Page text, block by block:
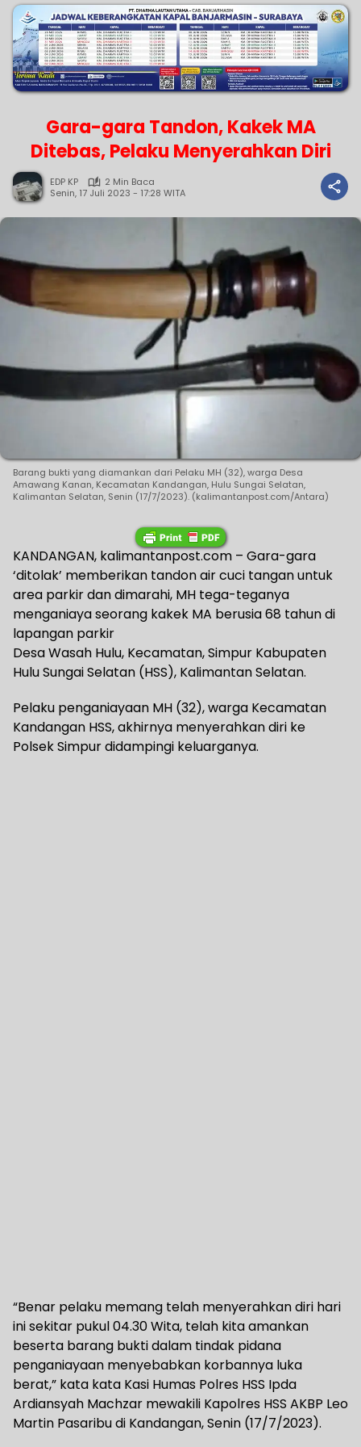
Gara-gara Tandon, Kakek MA
Ditebas, Pelaku Menyerahkan Diri
EDP KP
2 Min Baca
Senin, 17 Juli 2023 - 17:28 WITA
Barang bukti yang diamankan dari Pelaku MH (32), warga Desa
Amawang Kanan, Kecamatan Kandangan, Hulu Sungai Selatan,
Kalimantan Selatan, Senin (17/7/2023). (kalimantanpost.com/Antara)
KANDANGAN, kalimantanpost.com – Gara-gara
‘ditolak’ memberikan tandon air cuci tangan untuk
area parkir dan dimarahi, MH tega-teganya
menganiaya seorang kakek MA berusia 68 tahun di
lapangan parkir
Desa Wasah Hulu, Kecamatan, Simpur Kabupaten
Hulu Sungai Selatan (HSS), Kalimantan Selatan.
Pelaku penganiayaan MH (32), warga Kecamatan
Kandangan HSS, akhirnya menyerahkan diri ke
Polsek Simpur didampingi keluarganya.
“Benar pelaku memang telah menyerahkan diri hari
ini sekitar pukul 04.30 Wita, telah kita amankan
beserta barang bukti dalam tindak pidana
penganiayaan menyebabkan korbannya luka
berat,” kata kata Kasi Humas Polres HSS Ipda
Ardiansyah Machzar mewakili Kapolres HSS AKBP Leo
Martin Pasaribu di Kandangan, Senin (17/7/2023).